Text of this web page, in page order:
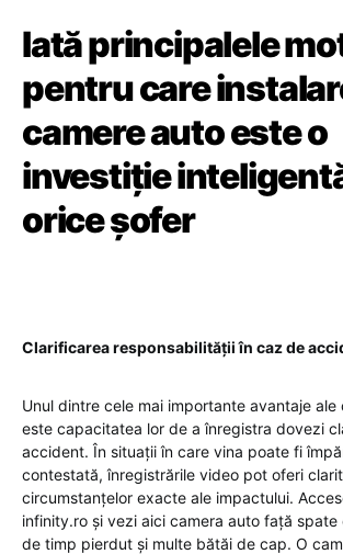
Iată principalele
pentru care
camere auto este o
investiție
orice șofer
Clarificarea responsabilității în caz de
Unul dintre cele mai importante avantaje ale
este capacitatea lor de a înregistra dovezi
accident. În situații în care vina poate fi
contestată, înregistrările video pot oferi
circumstanțelor exacte ale impactului.
infinity.ro și vezi aici camera auto față spate
de timp pierdut și multe bătăi de cap. O